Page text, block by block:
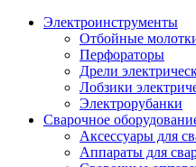
Электроинструменты
Отбойные
Перфораторы
Дрели
Лобзики
Электрорубанки
Сварочное
Аксессуары для
Аппараты для